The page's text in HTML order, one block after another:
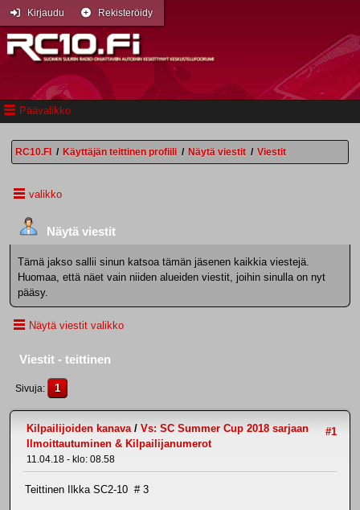
Päävalikko
Kirjaudu Rekisteröidy
RC10.FI / Käyttäjän teittinen profiili / Näytä viestit / Viestit
valikko
Näytä viestit
Tämä jakso sallii sinun katsoa tämän jäsenen kaikkia viestejä.
Huomaa, että näet vain niiden alueiden viestit, joihin sinulla on nyt
pääsy.
Näytä viestit valikko
Viestit - teittinen
Sivuja 1
#1
Kilpailijoiden kanava/ Vs: SC Summer Cup 2018 sarjaan
Ilmoittautuminen & Kilpailijanumerot
11.04.18 - klo: 08.58
Teittinen Ilkka SC2-10 # 3